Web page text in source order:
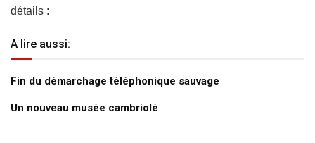
détails :
A lire aussi:
Fin du démarchage téléphonique sauvage
Un nouveau musée cambriolé